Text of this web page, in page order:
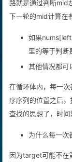
路就是通过判断mid
下一轮的mid计算在
如果
里的等于判断
其他情况都可
在循环体内，每一
序序列的位置之后
查找的思想了，时间
为什么每一次
因为target可能不在